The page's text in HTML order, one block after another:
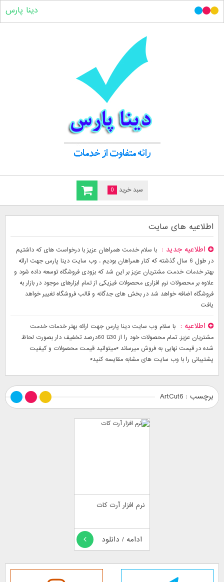
سبد خرید 0
دینا پارس
اطلاعیه های سایت
اطلاعیه جدید
با سلام خدمت همراهان عزیز با درخواست های که داشتیم
در طول 6 سال گذشته که کنار همراهان بودیم . وب سایت دینا پارس جهت ارائه
بهتر خدمات خدمت مشتریان عزیز بر این شد که بزودی فروشگاه توسعه داده شود و
علاوه بر محصولات نرم افزاری محصولات فیزیکی از تمام ابزارهای موجود در بازار به
فروشگاه اضافه خواهد شد در بخش های جدگانه و قالب فروشگاه تغییر خواهد
یافت
اطلاعیه
با سلام وب سایت دینا پارس جهت ارائه بهتر خدمات خدمت
مشتریان عزیز. تمام محصولات خود را از 30تا 60درصد تخفیف دار بصورت لحاظ
شده در قیمت نهایی به فروش میرساند *میتوانید قیمت محصولات و کیفیت
پشتیبانی را با وب سایت های مشابه مقایسه کنید*
برچسب : ArtCut6
نرم افزار آرت کات
ادامه / دانلود